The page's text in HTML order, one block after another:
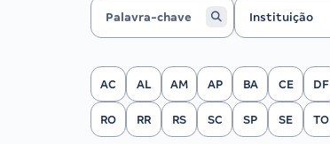
Instituição
Filtrar por Estado
AC AL AM AP BA CE DF
RO RR RS SC SP SE TO